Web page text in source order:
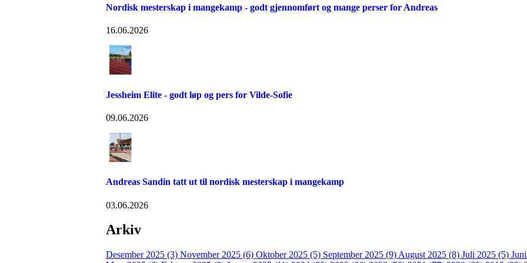
Nordisk mesterskap i mangekamp - godt gjennomført og mange perser for Andreas
16.06.2026
Jessheim Elite - godt løp og pers for Vilde-Sofie
09.06.2026
Andreas Sandin tatt ut til nordisk mesterskap i mangekamp
03.06.2026
Arkiv
Desember 2025 (3) November 2025 (6) Oktober 2025 (5) September 2025 (9) August 2025 (8) Juli 2025 (5)